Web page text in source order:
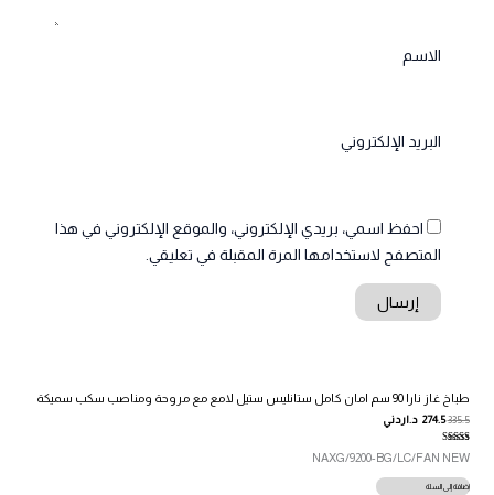
الاسم
البريد الإلكتروني
احفظ اسمي، بريدي الإلكتروني، والموقع الإلكتروني في هذا
المتصفح لاستخدامها المرة المقبلة في تعليقي.
طباخ غاز نارا 90 سم امان كامل ستانليس ستيل لامع مع مروحة ومناصب سكب سميكة
335.5
274.5 د.اردني
تم التقييم
4.00
NAXG/9200-BG/LC/FAN NEW
إضافة إلى السلة